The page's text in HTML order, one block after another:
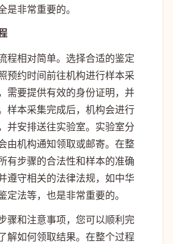
是非常重要的。
程相对简单。选择合适的鉴定
预约时间前往机构进行样本采
需要提供有效的身份证明，并
样本采集完成后，机构会进行
并安排送往实验室。实验室分
由机构通知领取或邮寄。在整
有步骤的合法性和样本的准确
遵守相关的法律法规，如中华
定法等，也是非常重要的。
骤和注意事项，您可以顺利完
解如何领取结果。在整个过程